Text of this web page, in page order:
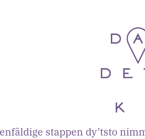
stappen dy’tsto